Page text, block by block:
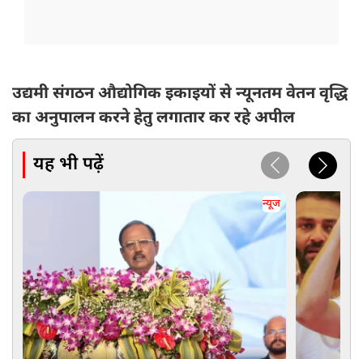
उद्यमी संगठन औद्योगिक इकाइयों से न्यूनतम वेतन वृद्धि
का अनुपालन करने हेतु लगातार कर रहे अपील
यह भी पढ़ें
न्यूज